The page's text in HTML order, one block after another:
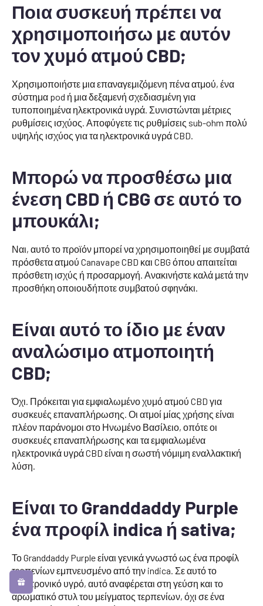
Ποια συσκευή πρέπει να
χρησιμοποιήσω με αυτόν
τον χυμό ατμού CBD;
Χρησιμοποιήστε μια επαναγεμιζόμενη πένα ατμού, ένα
σύστημα pod ή μια δεξαμενή σχεδιασμένη για
τυποποιημένα ηλεκτρονικά υγρά. Συνιστώνται μέτριες
ρυθμίσεις ισχύος. Αποφύγετε τις ρυθμίσεις sub-ohm πολύ
υψηλής ισχύος για τα ηλεκτρονικά υγρά CBD.
Μπορώ να προσθέσω μια
ένεση CBD ή CBG σε αυτό το
μπουκάλι;
Ναι, αυτό το προϊόν μπορεί να χρησιμοποιηθεί με συμβατά
πρόσθετα ατμού Canavape CBD και CBG όπου απαιτείται
πρόσθετη ισχύς ή προσαρμογή. Ανακινήστε καλά μετά την
προσθήκη οποιουδήποτε συμβατού σφηνάκι.
Είναι αυτό το ίδιο με έναν
αναλώσιμο ατμοποιητή
CBD;
Όχι. Πρόκειται για εμφιαλωμένο χυμό ατμού CBD για
συσκευές επαναπλήρωσης. Οι ατμοί μίας χρήσης είναι
πλέον παράνομοι στο Ηνωμένο Βασίλειο, οπότε οι
συσκευές επαναπλήρωσης και τα εμφιαλωμένα
ηλεκτρονικά υγρά CBD είναι η σωστή νόμιμη εναλλακτική
λύση.
Είναι το Granddaddy Purple
ένα προφίλ indica ή sativa;
Το Granddaddy Purple είναι γενικά γνωστό ως ένα προφίλ
τερπενίων εμπνευσμένο από την indica. Σε αυτό το
ηλεκτρονικό υγρό, αυτό αναφέρεται στη γεύση και το
αρωματικό στυλ του μείγματος τερπενίων, όχι σε ένα